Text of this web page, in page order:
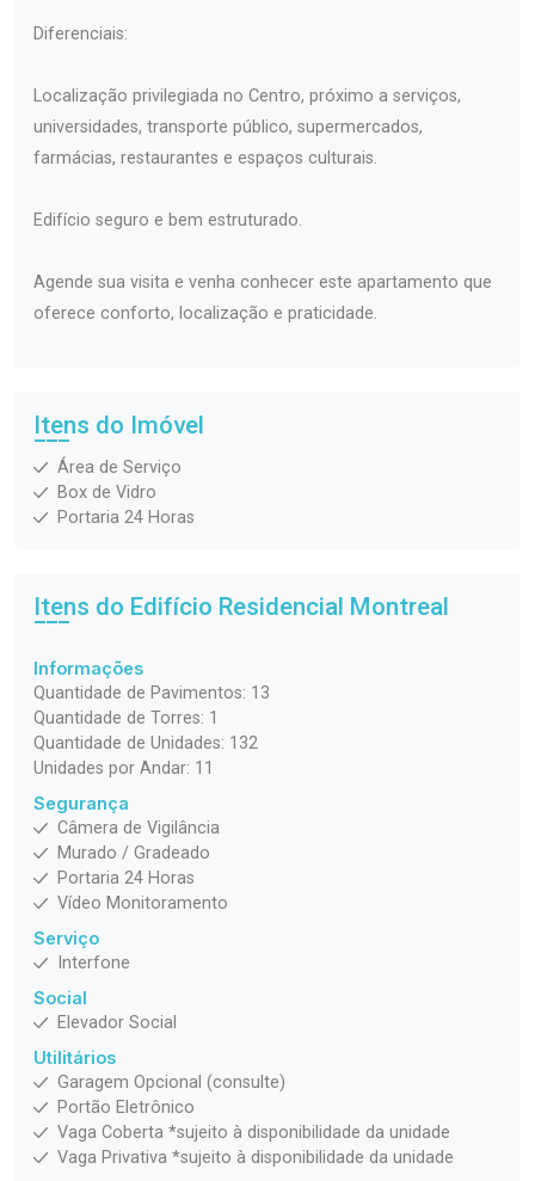
Diferenciais:
Localização privilegiada no Centro, próximo a serviços,
universidades, transporte público, supermercados,
farmácias, restaurantes e espaços culturais.
Edifício seguro e bem estruturado.
Agende sua visita e venha conhecer este apartamento que
oferece conforto, localização e praticidade.
Itens do Imóvel
Área de Serviço
Box de Vidro
Portaria 24 Horas
Itens do Edifício Residencial Montreal
Informações
Quantidade de Pavimentos: 13
Quantidade de Torres: 1
Quantidade de Unidades: 132
Unidades por Andar: 11
Segurança
Câmera de Vigilância
Murado / Gradeado
Portaria 24 Horas
Vídeo Monitoramento
Serviço
Interfone
Social
Elevador Social
Utilitários
Garagem Opcional (consulte)
Portão Eletrônico
Vaga Coberta *sujeito à disponibilidade da unidade
Vaga Privativa *sujeito à disponibilidade da unidade